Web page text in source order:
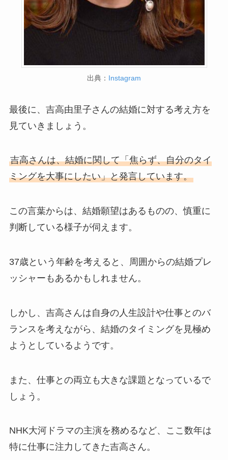
出典： Instagram
最後に、吉高由里子さんの結婚に対する考え方を
見ていきましょう。
吉高さんは、結婚に関して「焦らず、自分のタイ
ミングを大事にしたい」と発言しています。
この言葉からは、結婚願望はあるものの、慎重に
判断している様子が伺えます。
37歳という年齢を考えると、周囲からの結婚プレ
ッシャーもあるかもしれません。
しかし、吉高さんは自身の人生設計や仕事とのバ
ランスを考えながら、結婚のタイミングを見極め
ようとしているようです。
また、仕事との両立も大きな課題となっているで
しょう。
NHK大河ドラマの主演を務めるなど、ここ数年は
特に仕事に注力してきた吉高さん。